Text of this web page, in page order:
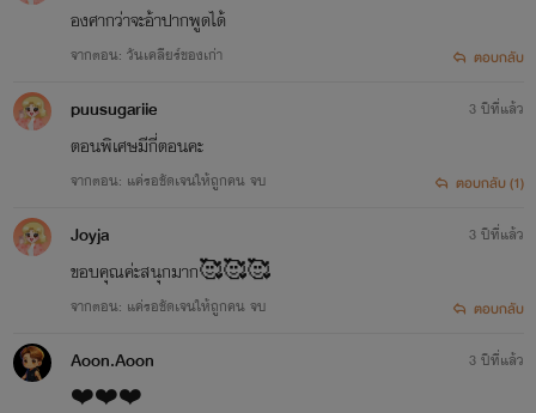
องศากว่าจะอ้าปากพูดได้
จากตอน: วันเคลียร์ของเก่า ตอบกลับ
puusugariie
ตอนพิเศษมีกี่ตอนคะ
จากตอน: แค่รอชัดเจนให้ถูกคน จบ
3 ปีที่แล้ว
ตอบกลับ (1)
Joyja
ขอบคุณค่ะสนุกมาก🥰🥰🥰
จากตอน: แค่รอชัดเจนให้ถูกคน จบ
3 ปีที่แล้ว
ตอบกลับ
Aoon.Aoon
❤️❤️❤️
3 ปีที่แล้ว